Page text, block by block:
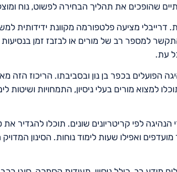
שהופכים את תהליך הבחירה לפשוט, נוח
דרייבלי מציעה פלטפורמה מקוונת ידידותית
למספר רב של מורים או לבזבז זמן
עת.
הפועלים בכפר בן נון ובסביבתו. הריכוז
למצוא מורים בעלי ניסיון, התמחויות ושיטות
הנהיגה לפי קריטריונים שונים. תוכלו להגדיר את
ואפילו שעות לימוד נוחות. הסינון